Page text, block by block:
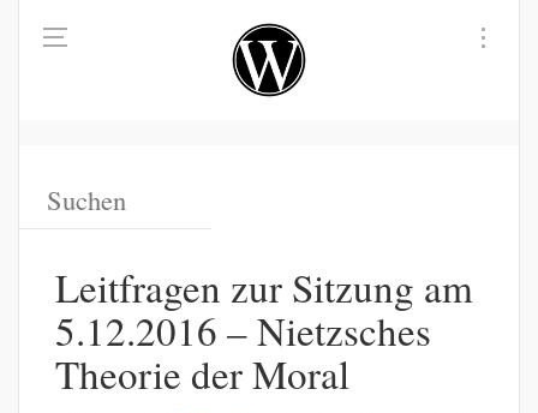
Leitfragen zur Sitzung am
5.12.2016 – Nietzsches
Theorie der Moral